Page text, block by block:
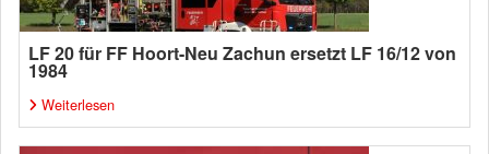
LF 20 für FF Hoort-Neu Zachun ersetzt LF 16/12 von
1984
Weiterlesen